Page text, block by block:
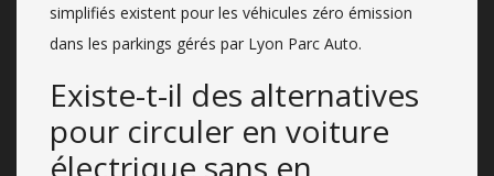
simplifiés existent pour les véhicules zéro émission
dans les parkings gérés par Lyon Parc Auto.
Existe-t-il des alternatives
pour circuler en voiture
électrique sans en